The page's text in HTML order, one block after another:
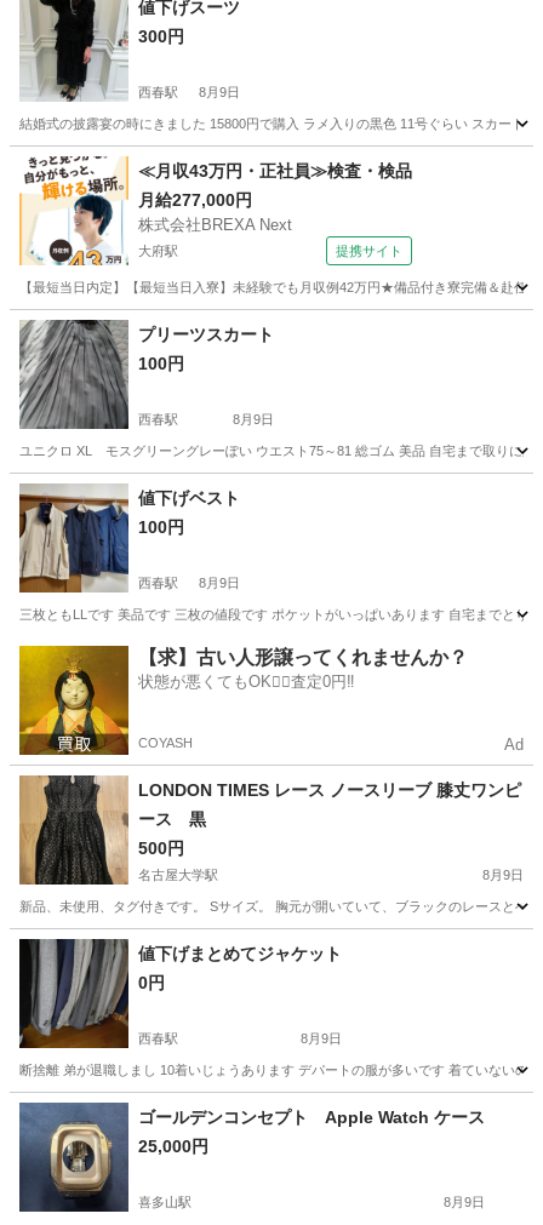
値下げスーツ
300円
西春駅 8月9日
結婚式の披露宴の時にきました 15800円で購入 ラメ入りの黒色 11号ぐらい スカート
愛知 北名古屋市 西春駅 スーツ 結婚式
≪月収43万円・正社員≫検査・検品
月給277,000円
株式会社BREXA Next
大府駅 提携サイト
【最短当日内定】【最短当日入寮】未経験でも月収例42万円★備品付き寮完備＆赴
愛知 大府市 大府駅 その他
プリーツスカート
100円
西春駅 8月9日
ユニクロ XL モスグリーングレーぽい ウエスト75～81 総ゴム 美品 自宅まで取りに来
愛知 北名古屋市 西春駅
値下げベスト
100円
西春駅 8月9日
三枚ともLLです 美品です 三枚の値段です ポケットがいっぱいあります 自宅までとり
北名古屋市 西春駅 ジャンパー ベスト
【求】古い人形譲ってくれませんか？
状態が悪くてもOK🙆‍♀️査定0円‼️
COYASH Ad
LONDON TIMES レース ノースリーブ 膝丈ワンピ
ース 黒
500円
名古屋大学駅 8月9日
新品、未使用、タグ付きです。 Sサイズ。 胸元が開いていて、ブラックのレースと
愛知 名古屋市 名古屋大学駅 ワンピース
値下げまとめてジャケット
0円
西春駅 8月9日
断捨離 弟が退職しまし 10着いじょうあります デパートの服が多いです 着ていないの
愛知 北名古屋市 西春駅 ジャケット
ゴールデンコンセプト Apple Watch ケース
25,000円
喜多山駅 8月9日